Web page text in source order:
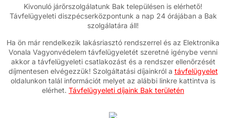
Kivonuló járőrszolgálatunk Bak településen is elérhető!
Távfelügyeleti diszpécserközpontunk a nap 24 órájában a Bak
szolgálatára áll!
Ha ön már rendelkezik lakásriasztó rendszerrel és az Elektronika
Vonala Vagyonvédelem távfelügyeletét szeretné igénybe venni
akkor a távfelügyeleti csatlakozást és a rendszer ellenőrzését
díjmentesen elvégezzük! Szolgáltatási díjainkról a távfelügyelet
oldalunkon talál információt melyet az alábbi linkre kattintva is
elérhet. Távfelügyeleti díjaink Bak területén